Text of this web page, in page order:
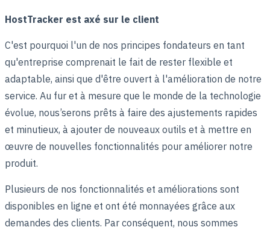
HostTracker est axé sur le client
C'est pourquoi l'un de nos principes fondateurs en tant
qu'entreprise comprenait le fait de rester flexible et
adaptable, ainsi que d'être ouvert à l'amélioration de notre
service. Au fur et à mesure que le monde de la technologie
évolue, nous’serons prêts à faire des ajustements rapides
et minutieux, à ajouter de nouveaux outils et à mettre en
œuvre de nouvelles fonctionnalités pour améliorer notre
produit.
Plusieurs de nos fonctionnalités et améliorations sont
disponibles en ligne et ont été monnayées grâce aux
demandes des clients. Par conséquent, nous sommes